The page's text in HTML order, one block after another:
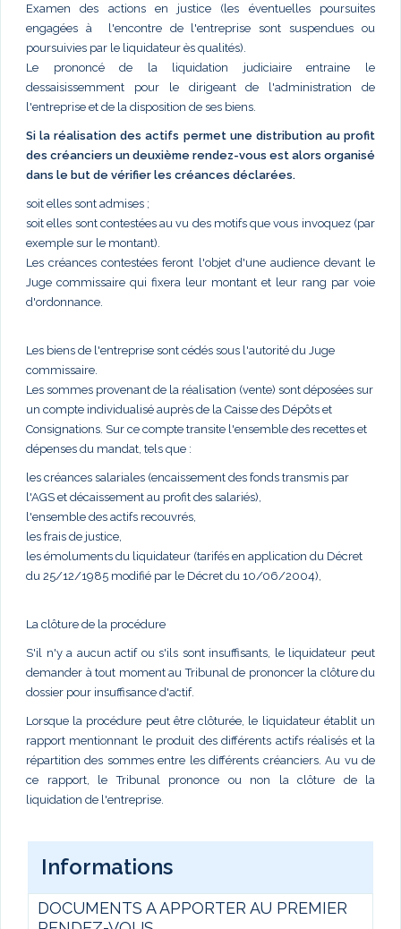
Examen des actions en justice (les éventuelles poursuites
engagées à l'encontre de l'entreprise sont suspendues ou
poursuivies par le liquidateur ès qualités).
Le prononcé de la liquidation judiciaire entraine le
dessaisissemment pour le dirigeant de l'administration de
l'entreprise et de la disposition de ses biens.
Si la réalisation des actifs permet une distribution au profit
des créanciers un deuxième rendez-vous est alors organisé
dans le but de vérifier les créances déclarées.
soit elles sont admises ;
soit elles sont contestées au vu des motifs que vous invoquez (par
exemple sur le montant).
Les créances contestées feront l'objet d'une audience devant le
Juge commissaire qui fixera leur montant et leur rang par voie
d'ordonnance.
Les biens de l'entreprise sont cédés sous l'autorité du Juge
commissaire.
Les sommes provenant de la réalisation (vente) sont déposées sur
un compte individualisé auprès de la Caisse des Dépôts et
Consignations. Sur ce compte transite l'ensemble des recettes et
dépenses du mandat, tels que :
les créances salariales (encaissement des fonds transmis par
l'AGS et décaissement au profit des salariés),
l'ensemble des actifs recouvrés,
les frais de justice,
les émoluments du liquidateur (tarifés en application du Décret
du 25/12/1985 modifié par le Décret du 10/06/2004),
La clôture de la procédure
S'il n'y a aucun actif ou s'ils sont insuffisants, le liquidateur peut
demander à tout moment au Tribunal de prononcer la clôture du
dossier pour insuffisance d'actif.
Lorsque la procédure peut être clôturée, le liquidateur établit un
rapport mentionnant le produit des différents actifs réalisés et la
répartition des sommes entre les différents créanciers. Au vu de
ce rapport, le Tribunal prononce ou non la clôture de la
liquidation de l'entreprise.
Informations
DOCUMENTS A APPORTER AU PREMIER